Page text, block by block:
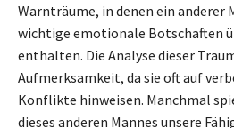
Warnträume, in denen ein anderer
wichtige emotionale Botschaften
enthalten. Die Analyse dieser
Aufmerksamkeit, da sie oft auf
Konflikte hinweisen. Manchmal
dieses anderen Mannes unsere